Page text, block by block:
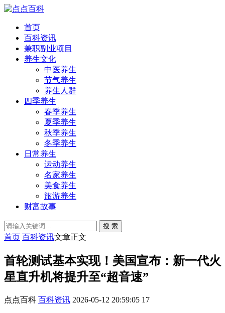
首页
百科资讯
兼职副业项目
养生文化
中医养生
节气养生
养生人群
四季养生
春季养生
夏季养生
秋季养生
冬季养生
日常养生
运动养生
名家养生
美食养生
旅游养生
财富故事
搜 索
首页 百科资讯文章正文
首轮测试基本实现！美国宣布：新一代火
星直升机将提升至“超音速”
点点百科 百科资讯 2026-05-12 20:59:05 17